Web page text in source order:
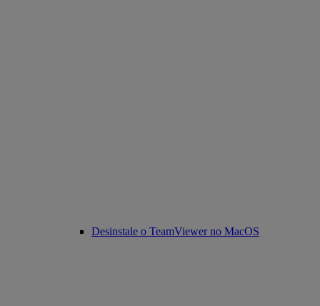
Desinstale o TeamViewer no MacOS